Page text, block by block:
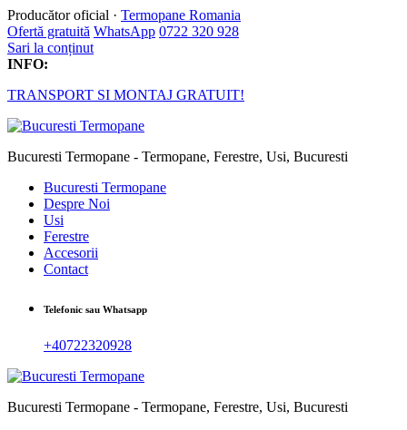
Producător oficial · Termopane Romania
Ofertă gratuită WhatsApp 0722 320 928
Sari la conținut
INFO:
TRANSPORT SI MONTAJ GRATUIT!
Bucuresti Termopane - Termopane, Ferestre, Usi, Bucuresti
Bucuresti Termopane
Despre Noi
Usi
Ferestre
Accesorii
Contact
Telefonic sau Whatsapp
+40722320928
Bucuresti Termopane - Termopane, Ferestre, Usi, Bucuresti